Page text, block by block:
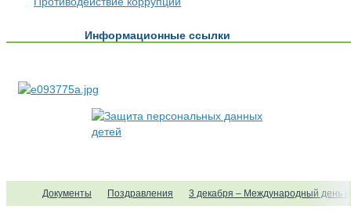
Информационные ссылки
Документы Поздравления 3 декабря – Международный день